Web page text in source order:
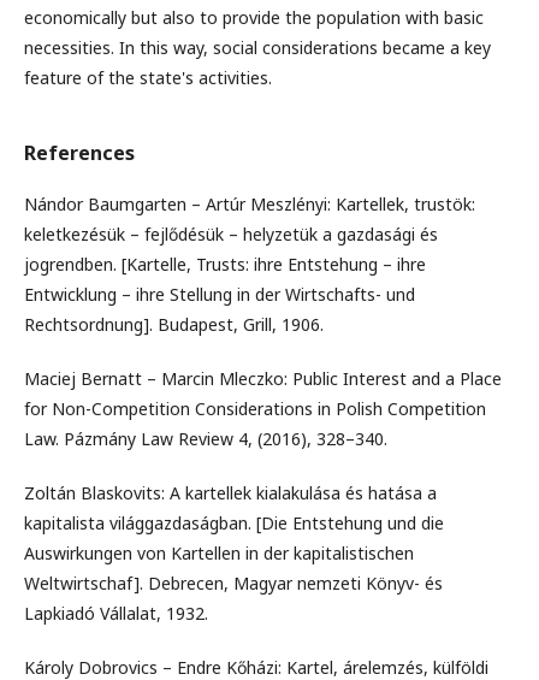
economically but also to provide the population with basic
necessities. In this way, social considerations became a key
feature of the state's activities.
References
Nándor Baumgarten – Artúr Meszlényi: Kartellek, trustök:
keletkezésük – fejlődésük – helyzetük a gazdasági és
jogrendben. [Kartelle, Trusts: ihre Entstehung – ihre
Entwicklung – ihre Stellung in der Wirtschafts- und
Rechtsordnung]. Budapest, Grill, 1906.
Maciej Bernatt – Marcin Mleczko: Public Interest and a Place
for Non-Competition Considerations in Polish Competition
Law. Pázmány Law Review 4, (2016), 328–340.
Zoltán Blaskovits: A kartellek kialakulása és hatása a
kapitalista világgazdaságban. [Die Entstehung und die
Auswirkungen von Kartellen in der kapitalistischen
Weltwirtschaf]. Debrecen, Magyar nemzeti Könyv- és
Lapkiadó Vállalat, 1932.
Károly Dobrovics – Endre Kőházi: Kartel, árelemzés, külföldi